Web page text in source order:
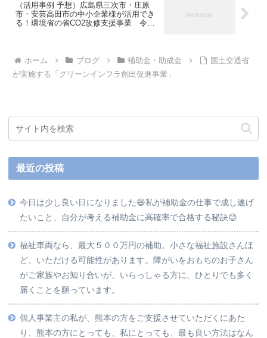
（活用事例 予想）広島県三次市・庄原
市・安芸高田市の中小企業様が活用でき
る！環境省の省CO2改修支援事業 令和6
ホーム ブログ 補助金・助成金
国土交通省
が実施する「グリーンインフラ創出促進事業」
最近の投稿
今日は少し良い日になりました😄私が補助金の仕事で成し遂げ
たいこと、自分が考える補助金に高確率で合格する秘訣😊
福祉車両なら、最大５００万円の補助。小さな福祉施設さんほ
ど、いただける可能性があります。障がいをおもちのお子さん
がご家族やお知り合いが、いらっしゃる方に、ひとりでも多く
届くことを願っています。
個人事業主の私が、熊本の方をご支援させていただくにあた
り、熊本の方にとっても、私にとっても、最も良い方法はなん